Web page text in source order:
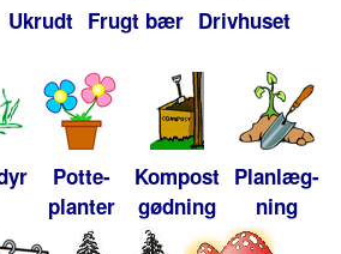
Ukrudt Frugt bær Drivhuset
Potte-
planter
Kompost
gødning
Planlæg-
ning